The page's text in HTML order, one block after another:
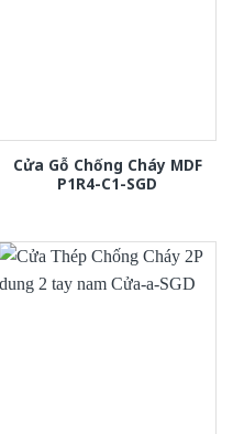
Cửa Gỗ Chống Cháy MDF
P1R4-C1-SGD